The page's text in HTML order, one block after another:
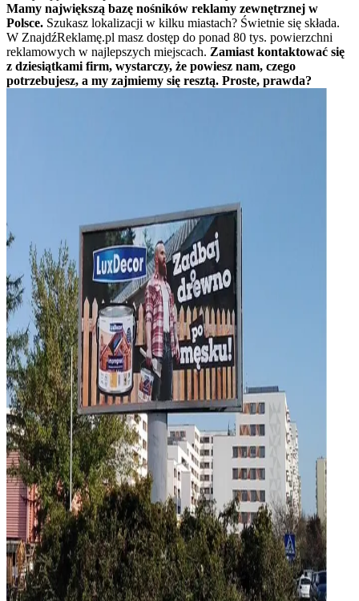
Mamy największą bazę nośników reklamy zewnętrznej w
Polsce. Szukasz lokalizacji w kilku miastach? Świetnie się składa.
W ZnajdźReklamę.pl masz dostęp do ponad 80 tys. powierzchni
reklamowych w najlepszych miejscach. Zamiast kontaktować się
z dziesiątkami firm, wystarczy, że powiesz nam, czego
potrzebujesz, a my zajmiemy się resztą. Proste, prawda?